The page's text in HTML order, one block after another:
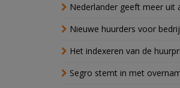
Nederlander geeft meer uit
Nieuwe huurders voor
Het indexeren van de
Segro stemt in met